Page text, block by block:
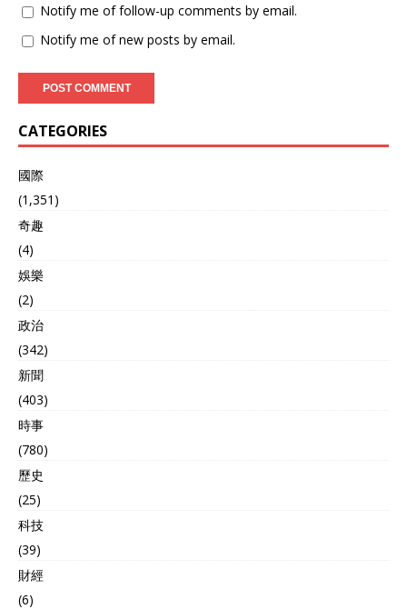
己上了一道安全锁。 然而，
这份中立，也成了它“闭关锁
国”的理论基础。尼亚佐夫认
为，既然要中立，那就要中
立得彻彻底底。不仅军事上
不结盟，文化和信息上也要
保持“纯洁性”。 于是，一场
自上而下的社会改造开始
称号——“土库曼巴希”，意
思是“全体土库门人的领
的个人崇拜。 这位“国父”的
操作有多硬核呢？ 他写了一
本名为《鲁赫纳玛》的书，
这本书被誉为一本治国“神
书”，内容包罗万象，从历史
哲学到行为规范，无所不
有。在当时的土库曼斯坦，
从小学到大学，这本书是必
修课；考驾照、考公务员，
都得考这本书里的内容。可
曼斯坦人民的“精神圣经”。
更有趣的是，为了强化自己
的绝对权威，尼亚佐夫还进
行了一系列匪夷所思的改
革。比如，他用自己和家人
的名字重新命名了月份和星
期。 首都阿什哈巴德的市中
心，矗立起一座巨大的他的
镀金雕像，这座雕像还能跟
着太阳的轨迹旋转，确保“国
Notify me of follow-up comments by email.
Notify me of new posts by email.
CATEGORIES
國際
(1,351)
奇趣
(4)
娛樂
(2)
政治
(342)
新聞
(403)
時事
(780)
歷史
(25)
科技
(39)
財經
(6)